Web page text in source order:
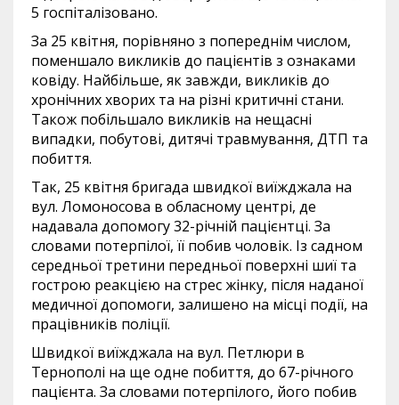
5 госпіталізовано.
За 25 квітня, порівняно з попереднім числом,
поменшало викликів до пацієнтів з ознаками
ковіду. Найбільше, як завжди, викликів до
хронічних хворих та на різні критичні стани.
Також побільшало викликів на нещасні
випадки, побутові, дитячі травмування, ДТП та
побиття.
Так, 25 квітня бригада швидкої виїжджала на
вул. Ломоносова в обласному центрі, де
надавала допомогу 32-річній пацієнтці. За
словами потерпілої, її побив чоловік. Із садном
середньої третини передньої поверхні шиї та
гострою реакцією на стрес жінку, після наданої
медичної допомоги, залишено на місці події, на
працівників поліції.
Швидкої виїжджала на вул. Петлюри в
Тернополі на ще одне побиття, до 67-річного
пацієнта. За словами потерпілого, його побив